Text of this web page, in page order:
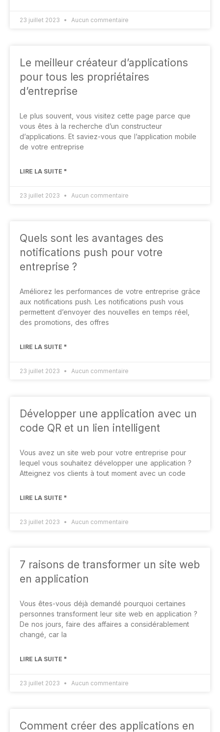
23 juillet 2023 Aucun commentaire
Le meilleur créateur d’applications
pour tous les propriétaires
d’entreprise
Le plus souvent, vous visitez cette page parce que
vous êtes à la recherche d’un constructeur
d’applications. Et saviez-vous que l’application mobile
de votre entreprise
LIRE LA SUITE "
23 juillet 2023 Aucun commentaire
Quels sont les avantages des
notifications push pour votre
entreprise ?
Améliorez les performances de votre entreprise grâce
aux notifications push. Les notifications push vous
permettent d’envoyer des nouvelles en temps réel,
des promotions, des offres
LIRE LA SUITE "
23 juillet 2023 Aucun commentaire
Développer une application avec un
code QR et un lien intelligent
Vous avez un site web pour votre entreprise pour
lequel vous souhaitez développer une application ?
Atteignez vos clients à tout moment avec un code
LIRE LA SUITE "
23 juillet 2023 Aucun commentaire
7 raisons de transformer un site web
en application
Vous êtes-vous déjà demandé pourquoi certaines
personnes transforment leur site web en application ?
De nos jours, faire des affaires a considérablement
changé, car la
LIRE LA SUITE "
23 juillet 2023 Aucun commentaire
Comment créer des applications en